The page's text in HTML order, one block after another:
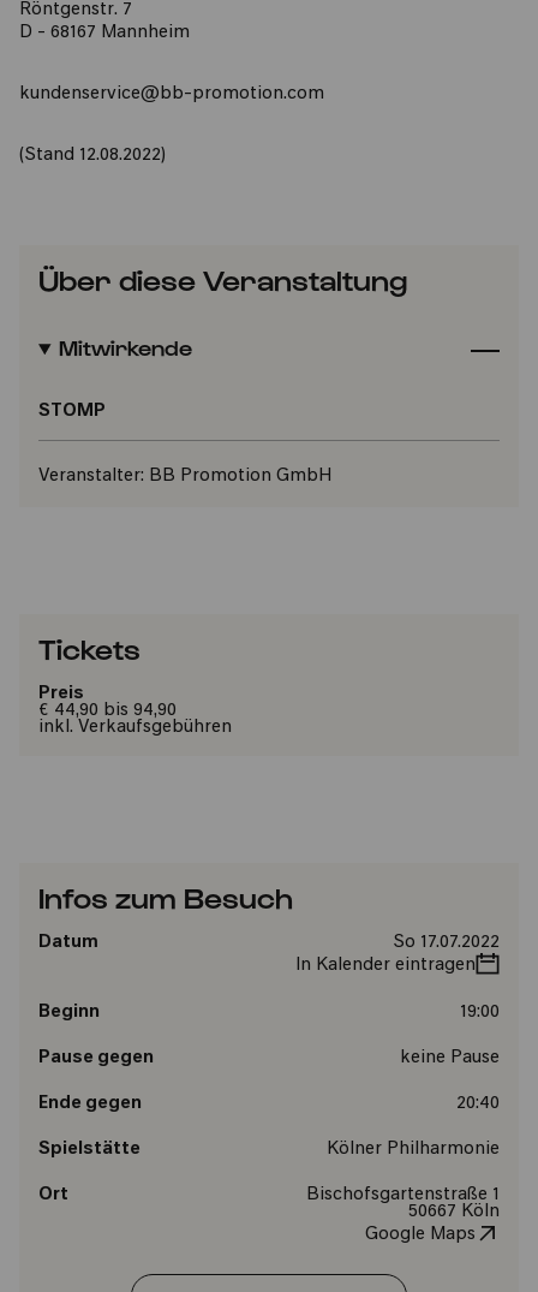
Röntgenstr. 7
D - 68167 Mannheim
kundenservice@bb-promotion.com
(Stand 12.08.2022)
Über diese Veranstaltung
Mitwirkende
STOMP
Veranstalter: BB Promotion GmbH
Tickets
Preis
€ 44,90 bis 94,90
inkl. Verkaufsgebühren
Infos zum Besuch
Datum
So 17.07.2022
In Kalender eintragen
Beginn 19:00
Pause gegen keine Pause
Ende gegen 20:40
Spielstätte Kölner Philharmonie
Ort
Bischofsgartenstraße 1
50667 Köln
Google Maps